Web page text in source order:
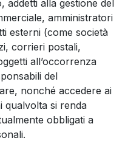
alla gestione del
amministratori
esterni (come società
corrieri postali,
all’occorrenza
del
nonché accedere ai
qualvolta si renda
obbligati a